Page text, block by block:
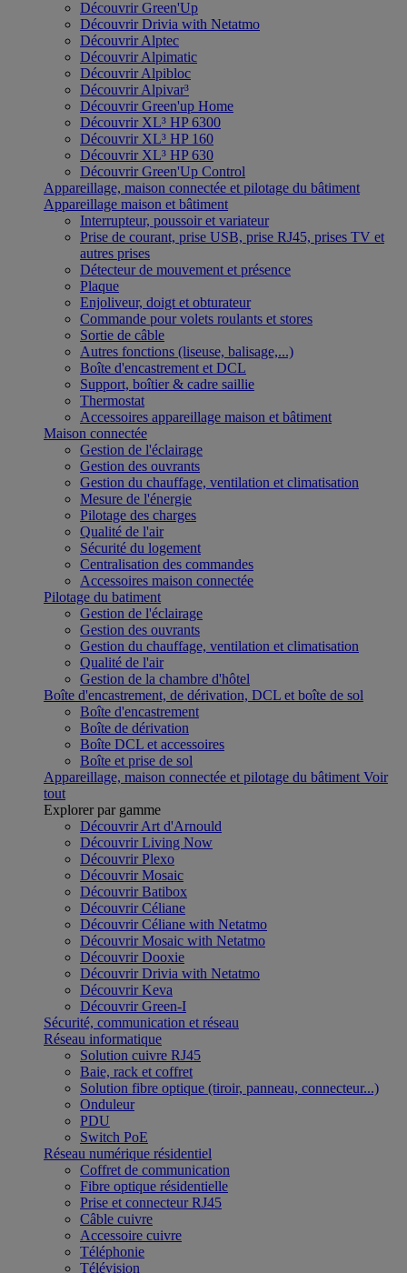
Découvrir Green'Up
Découvrir Drivia with Netatmo
Découvrir Alptec
Découvrir Alpimatic
Découvrir Alpibloc
Découvrir Alpivar³
Découvrir Green'up Home
Découvrir XL³ HP 6300
Découvrir XL³ HP 160
Découvrir XL³ HP 630
Découvrir Green'Up Control
Appareillage, maison connectée et pilotage du bâtiment
Appareillage maison et bâtiment
Interrupteur, poussoir et variateur
Prise de courant, prise USB, prise RJ45, prises TV et
autres prises
Détecteur de mouvement et présence
Plaque
Enjoliveur, doigt et obturateur
Commande pour volets roulants et stores
Sortie de câble
Autres fonctions (liseuse, balisage,...)
Boîte d'encastrement et DCL
Support, boîtier & cadre saillie
Thermostat
Accessoires appareillage maison et bâtiment
Maison connectée
Gestion de l'éclairage
Gestion des ouvrants
Gestion du chauffage, ventilation et climatisation
Mesure de l'énergie
Pilotage des charges
Qualité de l'air
Sécurité du logement
Centralisation des commandes
Accessoires maison connectée
Pilotage du batiment
Gestion de l'éclairage
Gestion des ouvrants
Gestion du chauffage, ventilation et climatisation
Qualité de l'air
Gestion de la chambre d'hôtel
Boîte d'encastrement, de dérivation, DCL et boîte de sol
Boîte d'encastrement
Boîte de dérivation
Boîte DCL et accessoires
Boîte et prise de sol
Appareillage, maison connectée et pilotage du bâtiment Voir
tout
Explorer par gamme
Découvrir Art d'Arnould
Découvrir Living Now
Découvrir Plexo
Découvrir Mosaic
Découvrir Batibox
Découvrir Céliane
Découvrir Céliane with Netatmo
Découvrir Mosaic with Netatmo
Découvrir Dooxie
Découvrir Drivia with Netatmo
Découvrir Keva
Découvrir Green-I
Sécurité, communication et réseau
Réseau informatique
Solution cuivre RJ45
Baie, rack et coffret
Solution fibre optique (tiroir, panneau, connecteur...)
Onduleur
PDU
Switch PoE
Réseau numérique résidentiel
Coffret de communication
Fibre optique résidentielle
Prise et connecteur RJ45
Câble cuivre
Accessoire cuivre
Téléphonie
Télévision